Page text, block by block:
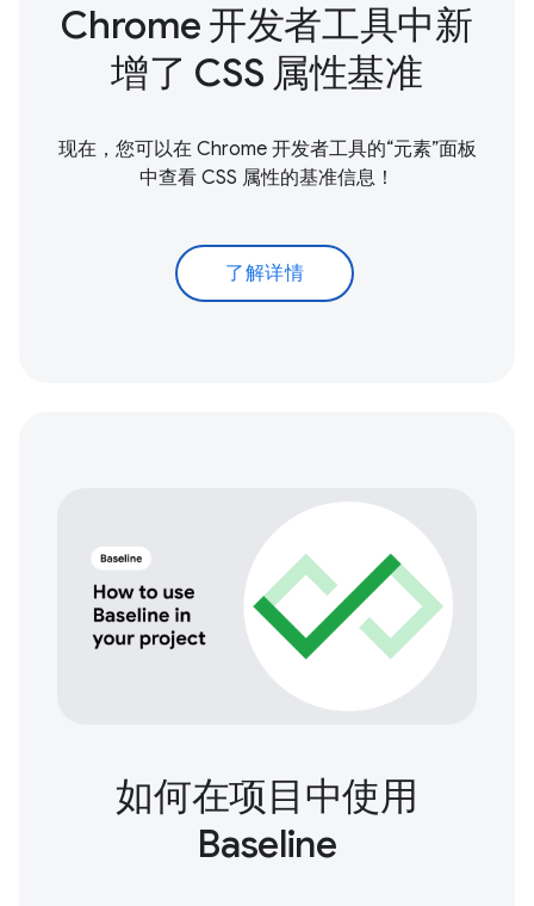
Chrome 开发者工具中新
增了 CSS 属性基准
现在，您可以在 Chrome 开发者工具的“元素”面板
中查看 CSS 属性的基准信息！
了解详情
如何在项目中使用
Baseline